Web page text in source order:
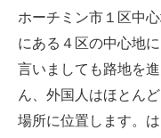
ホーチミン市１区中
にある４区の中心地
言いましても路地を
ん、外国人はほとん
場所に位置します。